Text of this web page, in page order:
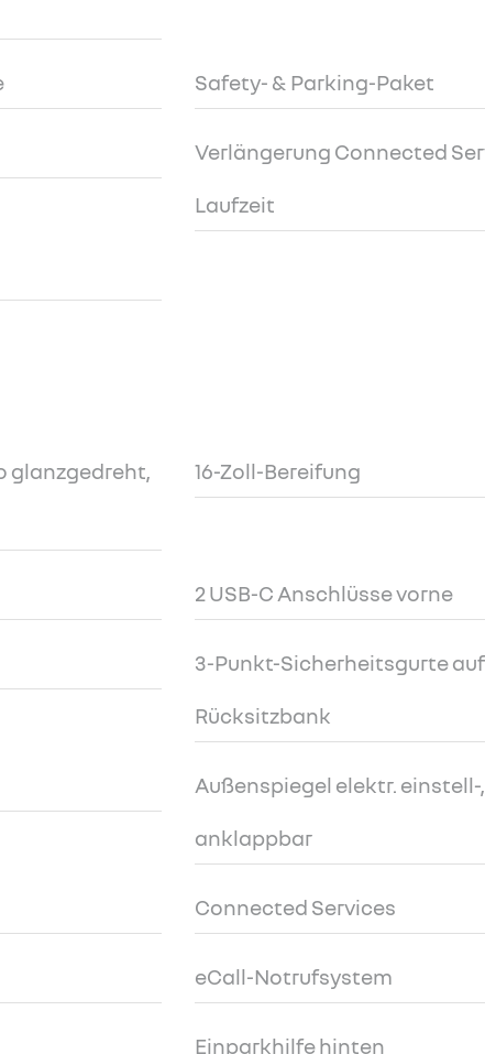
Safety- & Parking-Paket
Verlängerung Connected
Laufzeit
glanzgedreht, 16-Zoll-Bereifung
2 USB-C Anschlüsse vorne
3-Punkt-Sicherheitsgurte
Rücksitzbank
Außenspiegel elektr. einstell-
anklappbar
Connected Services
eCall-Notrufsystem
Einparkhilfe hinten